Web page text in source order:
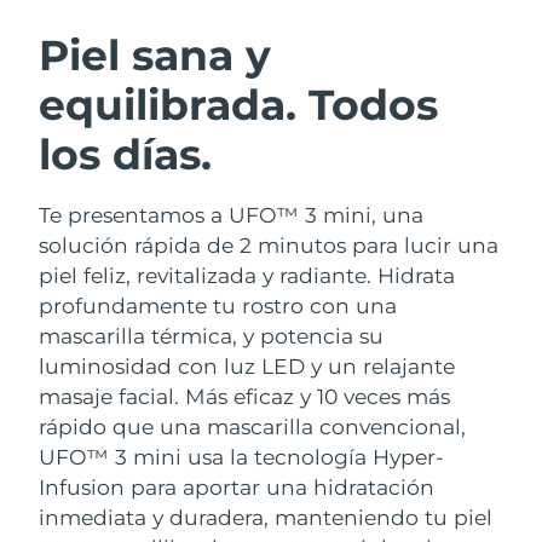
Piel sana y
equilibrada. Todos
los días.
Te presentamos a UFO™ 3 mini, una
solución rápida de 2 minutos para lucir una
piel feliz, revitalizada y radiante. Hidrata
profundamente tu rostro con una
mascarilla térmica, y potencia su
luminosidad con luz LED y un relajante
masaje facial. Más eficaz y 10 veces más
rápido que una mascarilla convencional,
UFO™ 3 mini usa la tecnología Hyper-
Infusion para aportar una hidratación
inmediata y duradera, manteniendo tu piel
Limpieza facial
Anti-aging massage
LUNA™ 4 Plus
Massage, LED heating
LUNA™ 4 Men
For men, anti-aging massage
Microcurrent toning
BEAR™ 2 go
Microcurrent toning on-the-go
BEAR™ 2 eyes & lips
Microcurrent line smoothing device
Hidratación
UFO™ 3 pack
Deep facial hydration
UFO™ 3 LED
Near-infrared and red light therapy
device
Cuidado bucal
issa™ 4
Hybrid silicone sonic toothbrush
issa™ 4 plus
Smart hybrid silicone sonic toothbrush
TRATAMIENTO ANTIEDAD FAQ™
Antiedad Tratamientos LED
NEW
Austria
Baréin Entrega prevista
Bélgica
Bermudas Entrega prevista
Bosnia y Herzegovina Entrega prevista
Brunéi
Bulgaria Entrega prevista8/9/26
Canadá Entrega prevista8/13/26
Chile Entrega prevista